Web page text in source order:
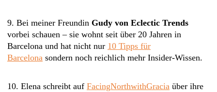
9. Bei meiner Freundin Gudy von Eclectic Trends
vorbei schauen – sie wohnt seit über 20 Jahren in
Barcelona und hat nicht nur 10 Tipps für
Barcelona sondern noch reichlich mehr Insider-Wissen.
10. Elena schreibt auf FacingNorthwithGracia über ihre